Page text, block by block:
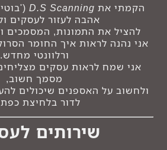
הקמתי את D.S Scanning
אהבה לעזור לעסקים
להציל את התמונות, המסמכים
אני נהנה לראות איך החומר
ורלוונטי מחדש.
אני שמח לראות עסקים
מסמך חשוב,
ולחשוב על האספנים שיכולים
לדור בלחיצת
שירותים